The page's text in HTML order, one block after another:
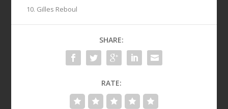
10. Gilles Reboul
SHARE:
RATE: